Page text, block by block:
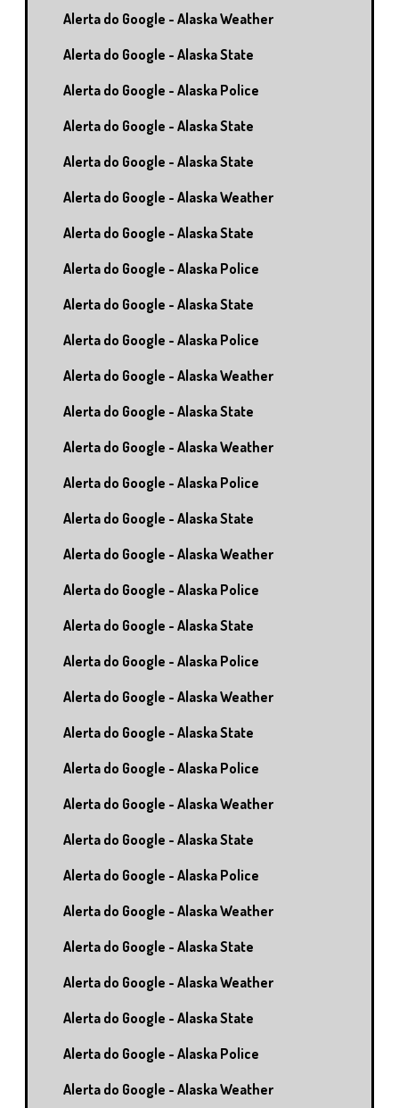
Alerta do Google - Alaska Weather
Alerta do Google - Alaska State
Alerta do Google - Alaska Police
Alerta do Google - Alaska State
Alerta do Google - Alaska State
Alerta do Google - Alaska Weather
Alerta do Google - Alaska State
Alerta do Google - Alaska Police
Alerta do Google - Alaska State
Alerta do Google - Alaska Police
Alerta do Google - Alaska Weather
Alerta do Google - Alaska State
Alerta do Google - Alaska Weather
Alerta do Google - Alaska Police
Alerta do Google - Alaska State
Alerta do Google - Alaska Weather
Alerta do Google - Alaska Police
Alerta do Google - Alaska State
Alerta do Google - Alaska Police
Alerta do Google - Alaska Weather
Alerta do Google - Alaska State
Alerta do Google - Alaska Police
Alerta do Google - Alaska Weather
Alerta do Google - Alaska State
Alerta do Google - Alaska Police
Alerta do Google - Alaska Weather
Alerta do Google - Alaska State
Alerta do Google - Alaska Weather
Alerta do Google - Alaska State
Alerta do Google - Alaska Police
Alerta do Google - Alaska Weather